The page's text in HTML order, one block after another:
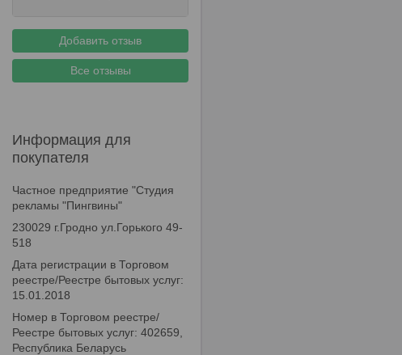
Добавить отзыв
Все отзывы
Информация для
покупателя
Частное предприятие "Студия
рекламы "Пингвины"
230029 г.Гродно ул.Горького 49-
518
Дата регистрации в Торговом
реестре/Реестре бытовых услуг:
15.01.2018
Номер в Торговом реестре/
Реестре бытовых услуг: 402659,
Республика Беларусь